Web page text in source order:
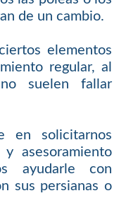
de un cambio.
elementos
regular, al
suelen fallar
en solicitarnos
asesoramiento
ayudarle con
sus persianas o